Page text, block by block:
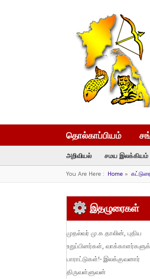
தொல்காப்பியம்
அறிவியல் சமய இலக்கியம்
You Are Here : Home» கட்டுரை
இதழுரைகள்
முதல்வர் மு.க.தாலின், புதிய
உறுப்பினர்கள்,
பாராட்டுகள்!- இலக்குவனார்
திருவள்ளுவன்